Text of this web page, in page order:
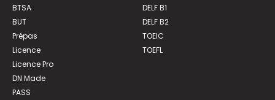
BTSA
BUT
Prépas
Licence
Licence Pro
DN Made
PASS
DELF B1
DELF B2
TOEIC
TOEFL